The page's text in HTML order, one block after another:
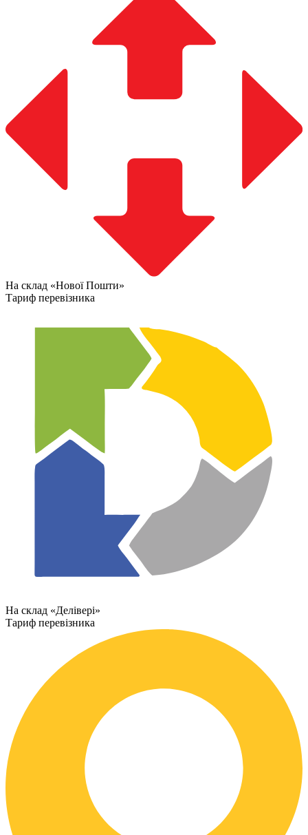
На склад «Нової Пошти»
Тариф перевізника
На склад «Делівері»
Тариф перевізника